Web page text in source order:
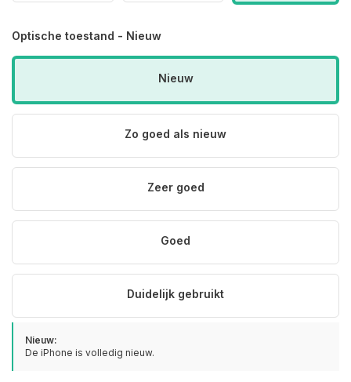
Optische toestand - Nieuw
Nieuw
Zo goed als nieuw
Zeer goed
Goed
Duidelijk gebruikt
Nieuw:
De iPhone is volledig nieuw.